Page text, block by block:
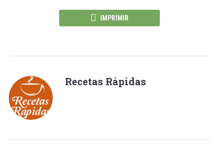
IMPRIMIR
Recetas Rápidas